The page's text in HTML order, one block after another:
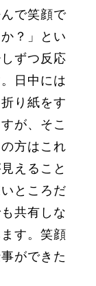
で笑顔で
？」とい
ずつ反応
日中には
り紙をす
が、そこ
方はこれ
えること
ところだ
共有しな
す。笑顔
ができた